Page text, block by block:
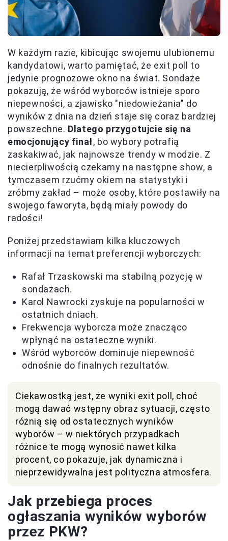
W każdym razie, kibicując swojemu ulubionemu
kandydatowi, warto pamiętać, że exit poll to
jedynie prognozowe okno na świat. Sondaże
pokazują, że wśród wyborców istnieje sporo
niepewności, a zjawisko "niedowieżania" do
wyników z dnia na dzień staje się coraz bardziej
powszechne. Dlatego przygotujcie się na
emocjonujący finał, bo wybory potrafią
zaskakiwać, jak najnowsze trendy w modzie. Z
niecierpliwością czekamy na następne show, a
tymczasem rzućmy okiem na statystyki i
zróbmy zakład – może osoby, które postawiły na
swojego faworyta, będą miały powody do
radości!
Poniżej przedstawiam kilka kluczowych
informacji na temat preferencji wyborczych:
Rafał Trzaskowski ma stabilną pozycję w
sondażach.
Karol Nawrocki zyskuje na popularności w
ostatnich dniach.
Frekwencja wyborcza może znacząco
wpłynąć na ostateczne wyniki.
Wśród wyborców dominuje niepewność
odnośnie do finalnych rezultatów.
Ciekawostką jest, że wyniki exit poll, choć
mogą dawać wstępny obraz sytuacji, często
różnią się od ostatecznych wyników
wyborów – w niektórych przypadkach
różnice te mogą wynosić nawet kilka
procent, co pokazuje, jak dynamiczna i
nieprzewidywalna jest polityczna atmosfera.
Jak przebiega proces
ogłaszania wyników wyborów
przez PKW?